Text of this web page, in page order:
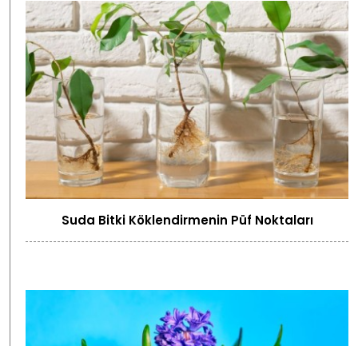
Suda Bitki Köklendirmenin Püf Noktaları